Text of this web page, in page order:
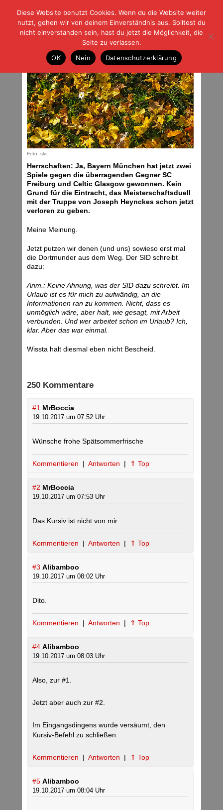
| | |BLOG-GFußball und der Rest
HOME|REGELN|IMPRESSUM |DATENSCHUTZ
Wissenswertes zu Dortmund
Donnerstag, 19.10.17 | 07:46 Uhr
Foto: skr.
Herrschaften: Ja, Bayern München hat jetzt zwei
Spiele gegen die überragenden Gegner SC
Freiburg und Celtic Glasgow gewonnen. Kein
Grund für die Eintracht, das Meisterschaftsduell
mit der Truppe von Joseph Heynckes schon jetzt
verloren zu geben.
Meine Meinung.
Jetzt putzen wir denen (und uns) sowieso erst mal
die Dortmunder aus dem Weg. Der SID schreibt
dazu:
Anm.: Keine Ahnung, was der SID dazu schreibt. Im
Urlaub ist es für mich zu aufwändig, an die
Informationen ran zu kommen. Nicht, dass es
unmöglich wäre, aber halt, wie gesagt, mit Arbeit
verbunden. Und wer arbeitet schon im Urlaub? Ich,
klar. Aber das war einmal.
Wissta halt diesmal eben nicht Bescheid.
250 Kommentare
#1 MrBoccia
19.10.2017 um 07:52 Uhr
Wünsche frohe Spätsommerfrische
Kommentieren | Antworten | ⇑ Top
#2 MrBoccia
19.10.2017 um 07:53 Uhr
Das Kursiv ist nicht von mir
Kommentieren | Antworten | ⇑ Top
#3 Alibamboo
19.10.2017 um 08:02 Uhr
Dito.
Kommentieren | Antworten | ⇑ Top
#4 Alibamboo
19.10.2017 um 08:03 Uhr
Also, zur #1.
Jetzt aber auch zur #2.
Im Eingangsdingens wurde versäumt, den
Kursiv-Befehl zu schließen.
Kommentieren | Antworten | ⇑ Top
#5 Alibamboo
19.10.2017 um 08:04 Uhr
Diese Website benutzt Cookies. Wenn du die Website weiter
nutzt, gehen wir von deinem Einverständnis aus. Solltest du
nicht einverstanden sein, hast du jetzt die Möglichkeit, die
Seite zu verlassen.
OK
Nein Datenschutzerklärung